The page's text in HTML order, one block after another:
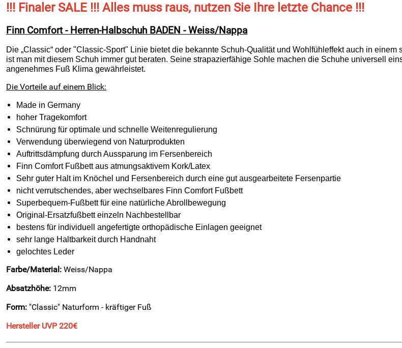
!!! Finaler SALE !!! Alles muss raus, nutzen Sie Ihre letzte Chance !!!
Finn Comfort - Herren-Halbschuh BADEN - Weiss/Nappa
Die „Classic“ oder "Classic-Sport" Linie bietet die bekannte Schuh-Qualität und Wohlfühleffekt auch in
ist man mit diesem Schuh immer gut beraten. Seine strapazierfähige Sohle machen die Schuhe universell
angenehmes Fuß Klima gewährleistet.
Die Vorteile auf einem Blick:
Made in Germany
hoher Tragekomfort
Schnürung für optimale und schnelle Weitenregulierung
Verwendung überwiegend von Naturprodukten
Auftrittsdämpfung durch Aussparung im Fersenbereich
Finn Comfort Fußbett aus atmungsaktivem Kork/Latex
Sehr guter Halt im Knöchel und Fersenbereich durch eine gut ausgearbeitete Fersenpartie
nicht verrutschendes, aber wechselbares Finn Comfort Fußbett
Superbequem-Fußbett für eine natürliche Abrollbewegung
Original-Ersatzfußbett einzeln Nachbestellbar
bestens für individuell angefertigte orthopädische Einlagen geeignet
sehr lange Haltbarkeit durch Handnaht
gelochtes Leder
Farbe/Material: Weiss/Nappa
Absatzhöhe: 12mm
Form: "Classic" Naturform - kräftiger Fuß
Hersteller UVP 220€